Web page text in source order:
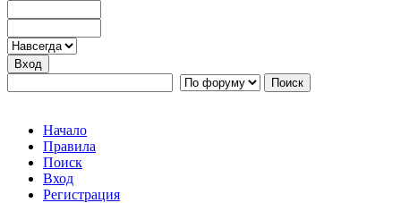
Начало
Правила
Поиск
Вход
Регистрация